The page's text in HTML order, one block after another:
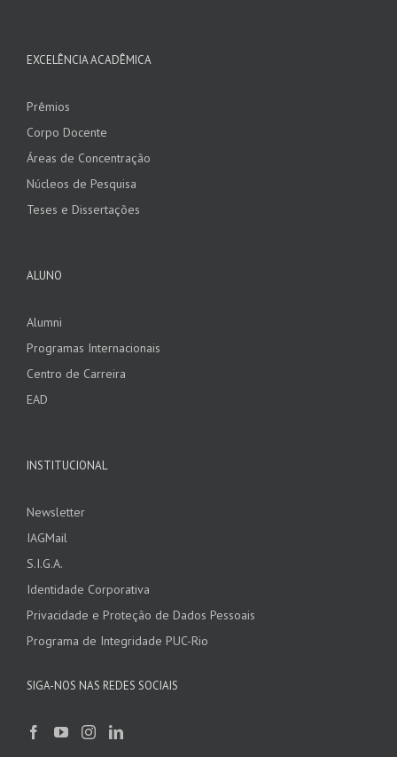
EXCELÊNCIA ACADÊMICA
Prêmios
Corpo Docente
Áreas de Concentração
Núcleos de Pesquisa
Teses e Dissertações
ALUNO
Alumni
Programas Internacionais
Centro de Carreira
EAD
INSTITUCIONAL
Newsletter
IAGMail
S.I.G.A.
Identidade Corporativa
Privacidade e Proteção de Dados Pessoais
Programa de Integridade PUC-Rio
SIGA-NOS NAS REDES SOCIAIS